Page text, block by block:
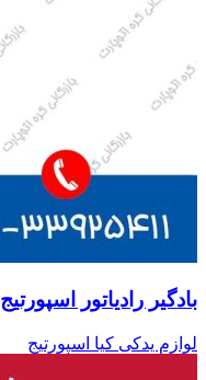
بادگیر رادیاتور اسپورتیج
لوازم یدکی کیا اسپورتیج